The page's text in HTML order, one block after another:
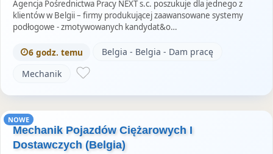
Agencja Pośrednictwa Pracy NEXT s.c. poszukuje dla jednego z
klientów w Belgii – firmy produkującej zaawansowane systemy
podłogowe - zmotywowanych kandydat&o…
6 godz. temu
Belgia - Belgia - Dam pracę
Mechanik
NOWE
Mechanik Pojazdów Ciężarowych I
Dostawczych (Belgia)